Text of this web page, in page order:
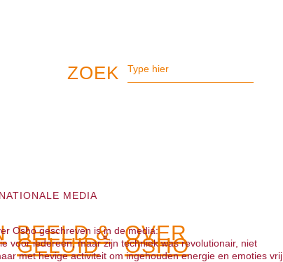
BEELD &
GELUID
OVER
OSHO
MEDIA
Osho geschreven is in de media:
voor iedereen, maar zijn techniek was revolutionair, niet
met hevige activiteit om ingehouden energie en emoties vrij